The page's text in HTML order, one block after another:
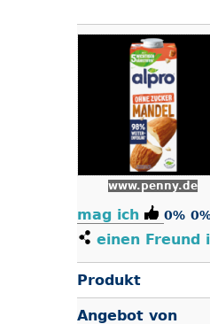
www.penny.de
mag ich 0%
einen Freund
Produkt
Angebot von